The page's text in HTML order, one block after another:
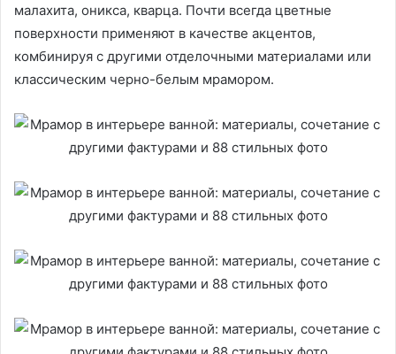
малахита, оникса, кварца. Почти всегда цветные
поверхности применяют в качестве акцентов,
комбинируя с другими отделочными материалами или
классическим черно-белым мрамором.